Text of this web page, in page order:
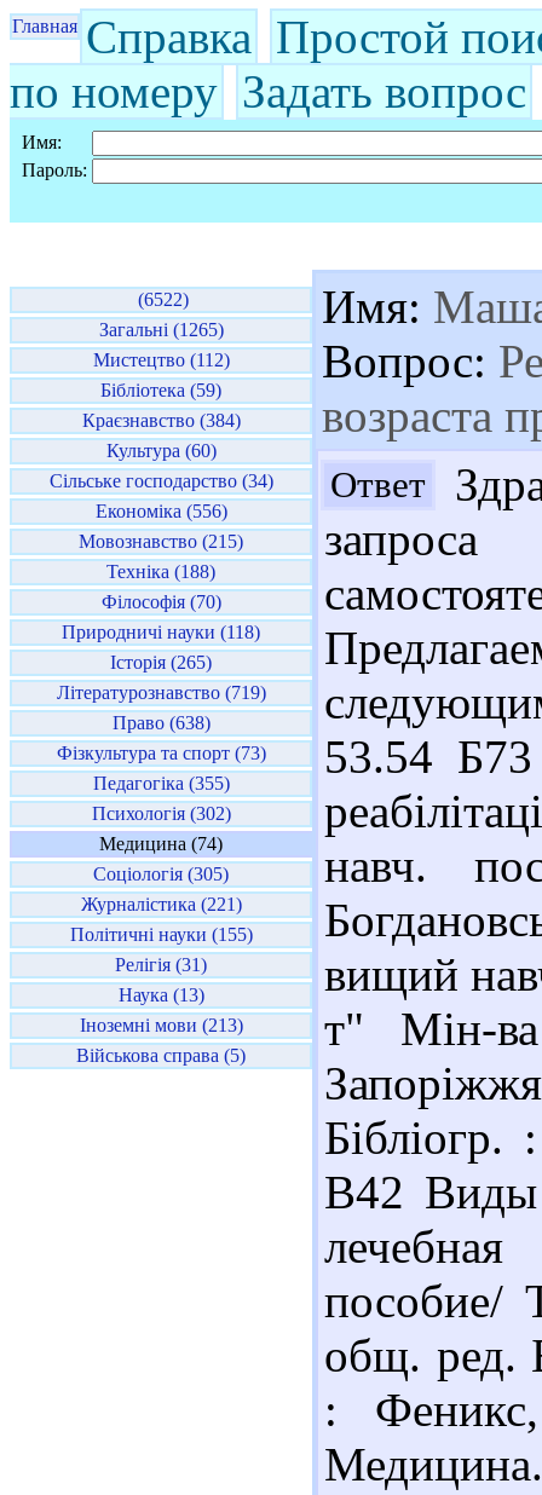
Главная Справка Простой
по номеру Задать вопрос
Имя:
Пароль:
(6522)
Загальні (1265)
Мистецтво (112)
Бібліотека (59)
Краєзнавство (384)
Культура (60)
Сільське господарство (34)
Економіка (556)
Мовознавство (215)
Техніка (188)
Філософія (70)
Природничі науки (118)
Історія (265)
Літературознавство (719)
Право (638)
Фізкультура та спорт (73)
Педагогіка (355)
Психологія (302)
Медицина (74)
Соціологія (305)
Журналістика (221)
Політичні науки (155)
Релігія (31)
Наука (13)
Іноземні мови (213)
Військова справа (5)
Имя:
Вопрос:
возраста
Ответ
53.54
навч.
вищий
т" Мін-
В42 Виды
пособие/
общ. ред.
: